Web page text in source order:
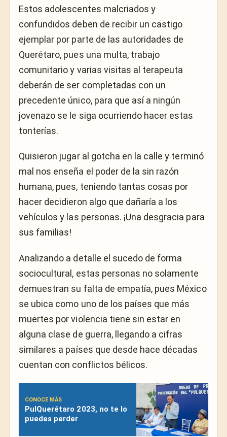
Estos adolescentes malcriados y
confundidos deben de recibir un castigo
ejemplar por parte de las autoridades de
Querétaro, pues una multa, trabajo
comunitario y varias visitas al terapeuta
deberán de ser completadas con un
precedente único, para que así a ningún
jovenazo se le siga ocurriendo hacer estas
tonterías.
Quisieron jugar al gotcha en la calle y terminó
mal nos enseña el poder de la sin razón
humana, pues, teniendo tantas cosas por
hacer decidieron algo que dañaría a los
vehículos y las personas. ¡Una desgracia para
sus familias!
Analizando a detalle el sucedo de forma
sociocultural, estas personas no solamente
demuestran su falta de empatía, pues México
se ubica como uno de los países que más
muertes por violencia tiene sin estar en
alguna clase de guerra, llegando a cifras
similares a países que desde hace décadas
cuentan con conflictos bélicos.
CONOCE MÁS
PulQuerétaro 2023, no te lo
puedes perder